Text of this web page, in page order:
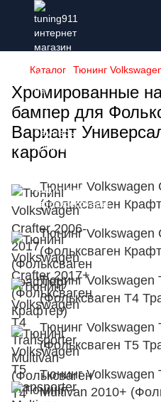
Каталог Тюнинг
Хромированные
бампер для
Вариант
карбон
Тюнинг Volkswagen
(Фольксваген
Тюнинг Volkswagen
(Фольксваген
Тюнинг Volkswagen
(Фольксваген Т4
Тюнинг Volkswagen
(Фольксваген Т5
Тюнинг Volkswagen
Multivan 2010+